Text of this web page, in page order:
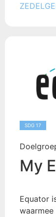
SDG 17
My
Equator